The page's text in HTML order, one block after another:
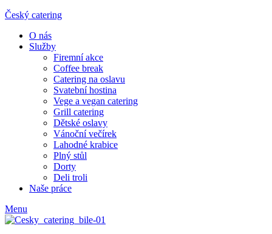
Český catering
O nás
Služby
Firemní akce
Coffee break
Catering na oslavu
Svatební hostina
Vege a vegan catering
Grill catering
Dětské oslavy
Vánoční večírek
Lahodné krabice
Plný stůl
Dorty
Deli troli
Naše práce
Menu